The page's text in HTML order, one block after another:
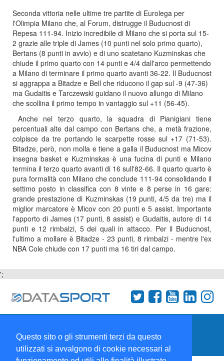
Questo sito o gli strumenti terzi da questo
utilizzati si avvalgono di cookie necessari al
Seconda vittoria nelle ultime tre partite di Eurolega per
l'Olimpia Milano che, al Forum, distrugge il Buducnost di
Repesa 111-94. Inizio incredibile di Milano che si porta sul 15-
2 grazie alle triple di James (10 punti nel solo primo quarto),
Bertans (8 punti in avvio) e di uno scatetano Kuzminskas che
chiude il primo quarto con 14 punti e 4/4 dall'arco permettendo
a Milano di terminare il primo quarto avanti 36-22. Il Buducnost
si aggrappa a Bitadze e Bell che riducono il gap sul -9 (47-36)
ma Gudaitis e Tarczewski guidano il nuovo allungo di Milano
che scollina il primo tempo in vantaggio sul +11 (56-45).
Anche nel terzo quarto, la squadra di Pianigiani tiene
percentuali alte dal campo con Bertans che, a metà frazione,
colpisce da tre portando le scarpette rosse sul +17 (71-53).
Bitadze, però, non molla e tiene a galla il Buducnost ma Micov
insegna basket e Kuzminskas è una fucina di punti e Milano
termina il terzo quarto avanti di 16 sull'82-66. Il quarto quarto è
pura formalità con Milano che conclude 111-94 consolidando il
settimo posto in classifica con 8 vinte e 8 perse in 16 gare:
grande prestazione di Kuzminskas (19 punti, 4/5 da tre) ma il
miglior marcatore è Micov con 20 punti e 5 assist. Importante
l'apporto di James (17 punti, 8 assist) e Gudaitis, autore di 14
punti e 12 rimbalzi, 5 dei quali in attacco. Per il Buducnost,
l'ultimo a mollare è Bitadze - 23 punti, 8 rimbalzi - mentre l'ex
NBA Cole chiude con 17 punti ma 16 tiri dal campo.
';
Collabora con noi